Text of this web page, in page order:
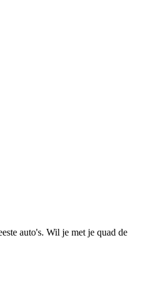
auto's. Wil je met je quad de